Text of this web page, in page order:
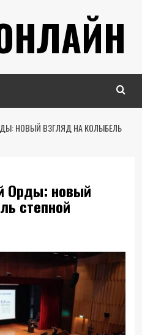
НОВЫЙ ВЗГЛЯД НА КОЛЫБЕЛЬ
Орды: новый
степной